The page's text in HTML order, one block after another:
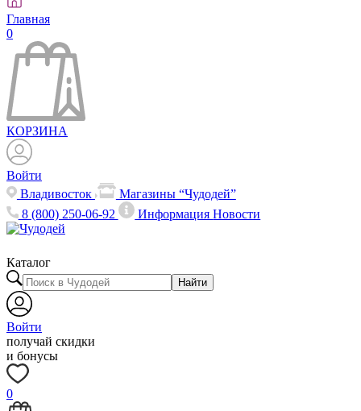
Главная
0
КОРЗИНА
Войти
Владивосток
Магазины “Чудодей”
8 (800) 250-06-92
ИнформацияНовости
Каталог
Найти
Войти
получай скидки
и бонусы
0